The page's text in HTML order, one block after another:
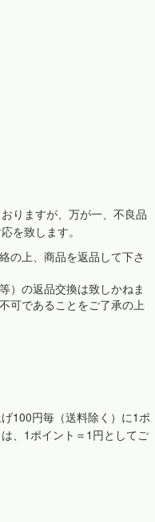
りますが、万が一、不良品
を致します。
の上、商品を返品して下さ
）の返品交換は致しかねま
可であることをご了承の上
100円毎（送料除く）に1ポ
、1ポイント＝1円としてご